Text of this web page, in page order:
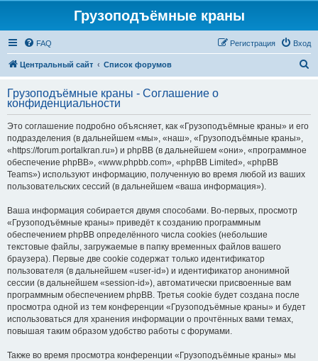
Грузоподъёмные краны
FAQ Вход
Регистрация
Центральный сайт Список форумов
с
Грузоподъёмные краны - Соглашение о
конфиденциальности
Это соглашение подробно объясняет, как «Грузоподъёмные краны» и его
подразделения (в дальнейшем «мы», «наш», «Грузоподъёмные краны»,
«https://forum.portalkran.ru») и phpBB (в дальнейшем «они», «программное
обеспечение phpBB», «www.phpbb.com», «phpBB Limited», «phpBB
Teams») используют информацию, полученную во время любой из ваших
пользовательских сессий (в дальнейшем «ваша информация»).
Ваша информация собирается двумя способами. Во-первых, просмотр
«Грузоподъёмные краны» приведёт к созданию программным
обеспечением phpBB определённого числа cookies (небольшие
текстовые файлы, загружаемые в папку временных файлов вашего
браузера). Первые две cookie содержат только идентификатор
пользователя (в дальнейшем «user-id») и идентификатор анонимной
сессии (в дальнейшем «session-id»), автоматически присвоенные вам
программным обеспечением phpBB. Третья cookie будет создана после
просмотра одной из тем конференции «Грузоподъёмные краны» и будет
использоваться для хранения информации о прочтённых вами темах,
повышая таким образом удобство работы с форумами.
Также во время просмотра конференции «Грузоподъёмные краны» мы